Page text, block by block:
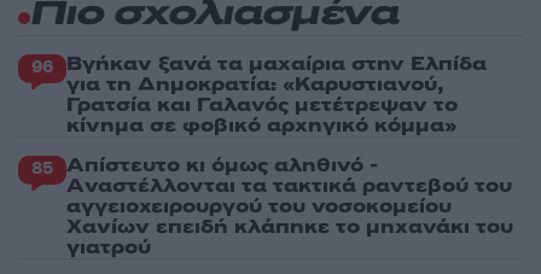
Πιο σχολιασμένα
96 Βγήκαν ξανά τα μαχαίρια στην Ελπίδα
για τη Δημοκρατία: «Καρυστιανού,
Γρατσία και Γαλανός μετέτρεψαν το
κίνημα σε φοβικό αρχηγικό κόμμα»
85 Απίστευτο κι όμως αληθινό -
Aναστέλλονται τα τακτικά ραντεβού του
αγγειοχειρουργού του νοσοκομείου
Χανίων επειδή κλάπηκε το μηχανάκι του
γιατρού